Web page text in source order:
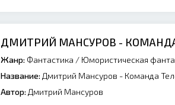
ДМИТРИЙ МАНСУРОВ - КОМАНДА
Жанр: Фантастика / Юмористическая
Название: Дмитрий Мансуров - Команда
Автор: Дмитрий Мансуров